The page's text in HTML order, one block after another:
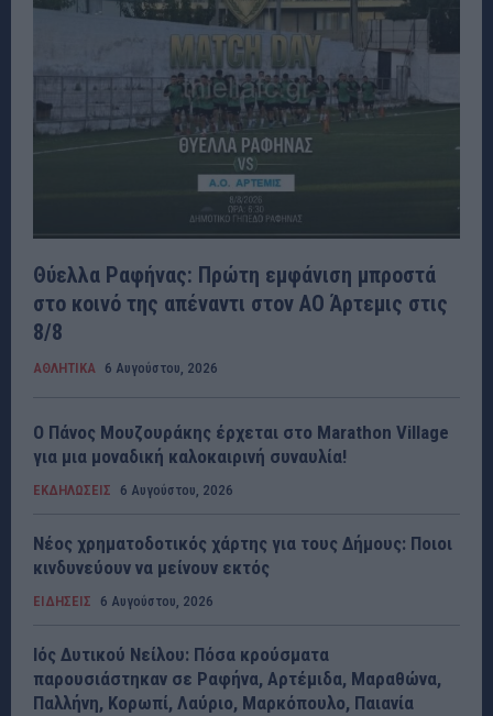
Θύελλα Ραφήνας: Πρώτη εμφάνιση μπροστά
στο κοινό της απέναντι στον ΑΟ Άρτεμις στις
8/8
ΑΘΛΗΤΙΚΑ 6 Αυγούστου, 2026
Ο Πάνος Μουζουράκης έρχεται στο Marathon Village
για μια μοναδική καλοκαιρινή συναυλία!
ΕΚΔΗΛΩΣΕΙΣ 6 Αυγούστου, 2026
Νέος χρηματοδοτικός χάρτης για τους Δήμους: Ποιοι
κινδυνεύουν να μείνουν εκτός
ΕΙΔΗΣΕΙΣ 6 Αυγούστου, 2026
Ιός Δυτικού Νείλου: Πόσα κρούσματα
παρουσιάστηκαν σε Ραφήνα, Αρτέμιδα, Μαραθώνα,
Παλλήνη, Κορωπί, Λαύριο, Μαρκόπουλο, Παιανία